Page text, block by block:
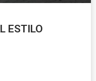
ESTILO